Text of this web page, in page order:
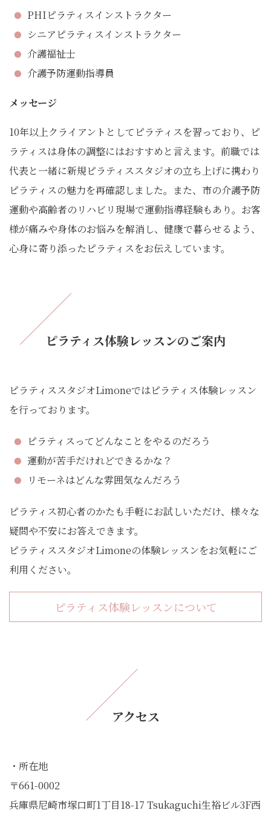
PHIピラティスインストラクター
シニアピラティスインストラクター
介護福祉士
介護予防運動指導員
メッセージ
10年以上クライアントとしてピラティスを習っており、ピ
ラティスは身体の調整にはおすすめと言えます。前職では
代表と一緒に新規ピラティススタジオの立ち上げに携わり
ピラティスの魅力を再確認しました。また、市の介護予防
運動や高齢者のリハビリ現場で運動指導経験もあり。お客
様が痛みや身体のお悩みを解消し、健康で暮らせるよう、
心身に寄り添ったピラティスをお伝えしています。
ピラティス体験レッスンのご案内
ピラティススタジオLimoneではピラティス体験レッスン
を行っております。
ピラティスってどんなことをやるのだろう
運動が苦手だけれどできるかな？
リモーネはどんな雰囲気なんだろう
ピラティス初心者のかたも手軽にお試しいただけ、様々な
疑問や不安にお答えできます。
ピラティススタジオLimoneの体験レッスンをお気軽にご
利用ください。
ピラティス体験レッスンについて
アクセス
・所在地
〒661-0002
兵庫県尼崎市塚口町1丁目18-17 Tsukaguchi生裕ビル3F西